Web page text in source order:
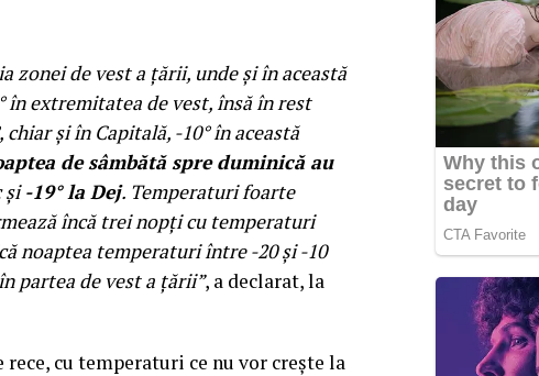
zonei de vest a țării, unde și în această
extremitatea de vest, însă în rest
și în Capitală, -10° în această
de sâmbătă spre duminică au
și-19° la Dej. Temperaturi foarte
încă trei nopți cu temperaturi
noaptea temperaturi între -20 și -10
partea de vest a țării”, a declarat, la
cu temperaturi ce nu vor crește la